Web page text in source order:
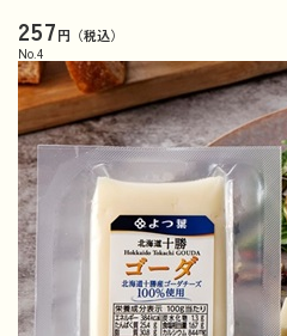
257円（税込）
No. 4